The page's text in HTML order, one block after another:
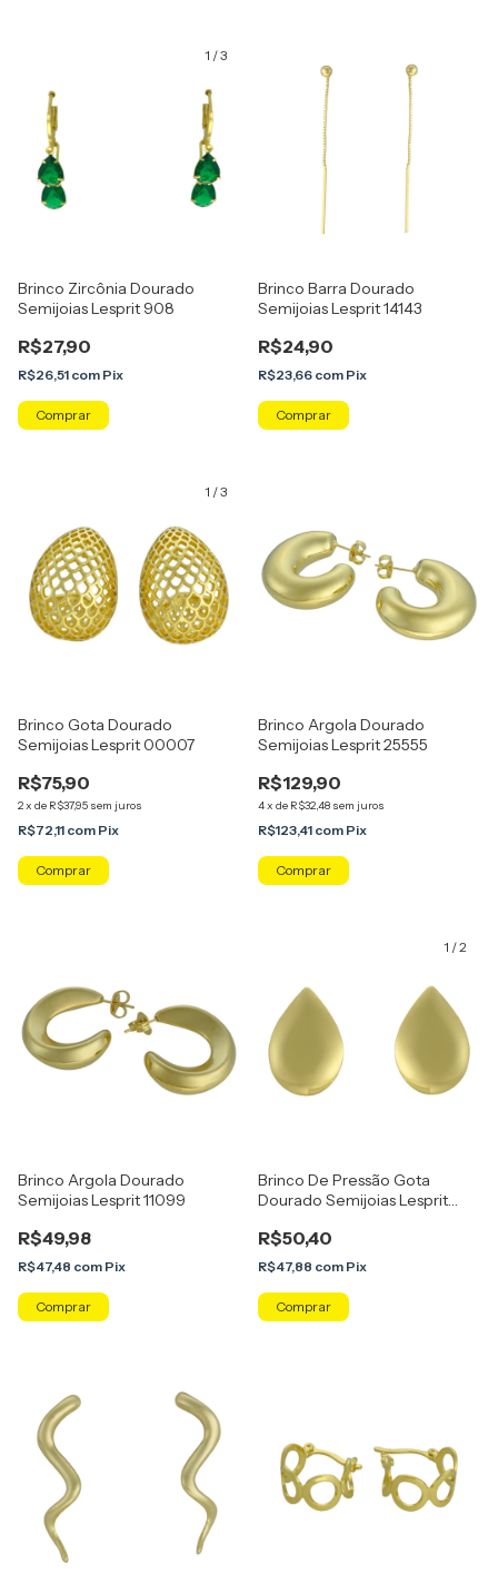
1 /3
Brinco Zircônia Dourado
Semijoias Lesprit 908
R$27,90
R$26,51 com Pix
Comprar
Brinco Barra Dourado
Semijoias Lesprit 14143
R$24,90
R$23,66 com Pix
1 /3
Brinco Gota Dourado
Semijoias Lesprit 00007
R$75,90
2x de R$37,95 sem juros
R$72,11 com Pix
Brinco Argola Dourado
Semijoias Lesprit 25555
R$129,90
4x de R$32,48 sem juros
R$123,41 com Pix
Brinco Argola Dourado
Semijoias Lesprit 11099
R$49,98
R$47,48 com Pix
1 /2
Brinco De Pressão Gota
Dourado Semijoias Lesprit
R$50,40
R$47,88 com Pix